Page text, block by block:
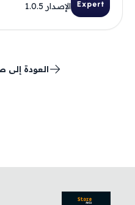
الإصدار 1.0.5
العودة إلى